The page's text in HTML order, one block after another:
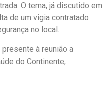
O tema, já discutido em
de um vigia contratado
no local.
à reunião a
do Continente,